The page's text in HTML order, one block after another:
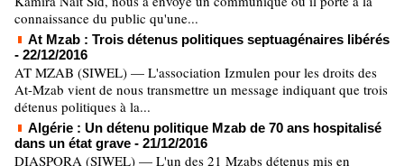
connaissance du public qu'une...
At Mzab : Trois détenus politiques septuagénaires libérés
- 22/12/2016
AT MZAB (SIWEL) — L'association Izmulen pour les droits des
At-Mzab vient de nous transmettre un message indiquant que trois
détenus politiques à la...
Algérie : Un détenu politique Mzab de 70 ans hospitalisé
dans un état grave - 21/12/2016
DIASPORA (SIWEL) — L'un des 21 Mzabs détenus mis en